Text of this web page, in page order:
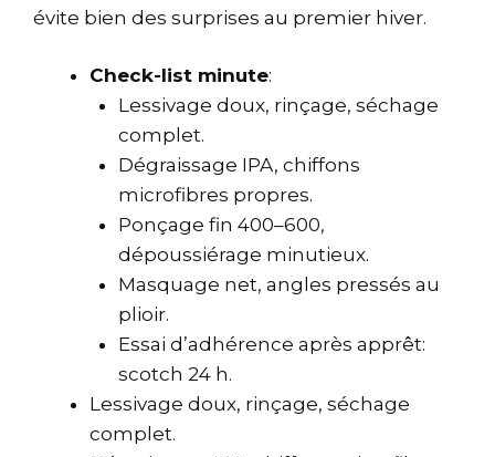
évite bien des surprises au premier hiver.
Check-list minute:
Lessivage doux, rinçage, séchage
complet.
Dégraissage IPA, chiffons
microfibres propres.
Ponçage fin 400–600,
dépoussiérage minutieux.
Masquage net, angles pressés au
plioir.
Essai d’adhérence après apprêt:
scotch 24 h.
Lessivage doux, rinçage, séchage
complet.